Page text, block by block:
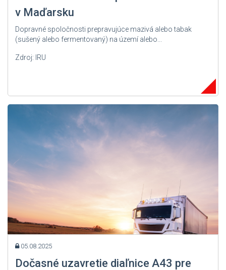
v Maďarsku
Dopravné spoločnosti prepravujúce mazivá alebo tabak
(sušený alebo fermentovaný) na území alebo...
Zdroj: IRU
05.08.2025
Dočasné uzavretie diaľnice A43 pre